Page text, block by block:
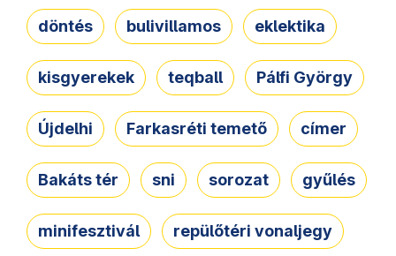
döntés bulivillamos eklektika
kisgyerekek teqball Pálfi György
Újdelhi Farkasréti temető címer
Bakáts tér sni sorozat gyűlés
minifesztivál repülőtéri vonaljegy